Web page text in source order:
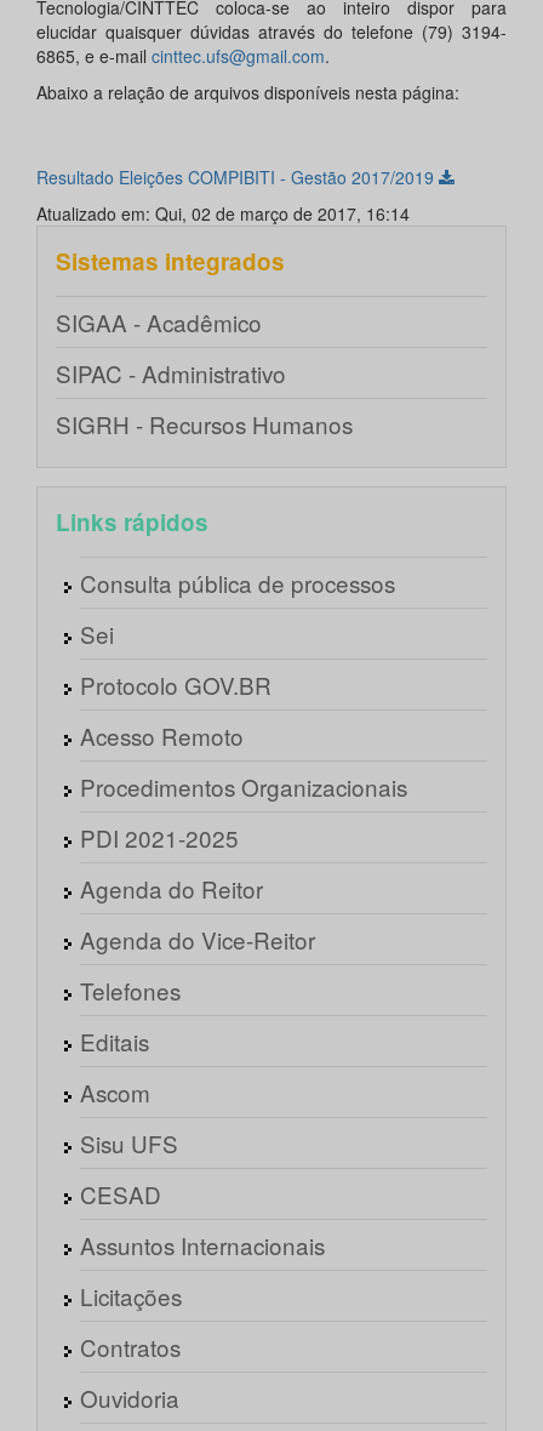
Tecnologia/CINTTEC coloca-se ao inteiro dispor para
elucidar quaisquer dúvidas através do telefone (79) 3194-
6865, e e-mail cinttec.ufs@gmail.com.
Abaixo a relação de arquivos disponíveis nesta página:
Resultado Eleições COMPIBITI - Gestão 2017/2019
Atualizado em: Qui, 02 de março de 2017, 16:14
Sistemas integrados
SIGAA - Acadêmico
SIPAC - Administrativo
SIGRH - Recursos Humanos
Links rápidos
Consulta pública de processos
Sei
Protocolo GOV.BR
Acesso Remoto
Procedimentos Organizacionais
PDI 2021-2025
Agenda do Reitor
Agenda do Vice-Reitor
Telefones
Editais
Ascom
Sisu UFS
CESAD
Assuntos Internacionais
Licitações
Contratos
Ouvidoria